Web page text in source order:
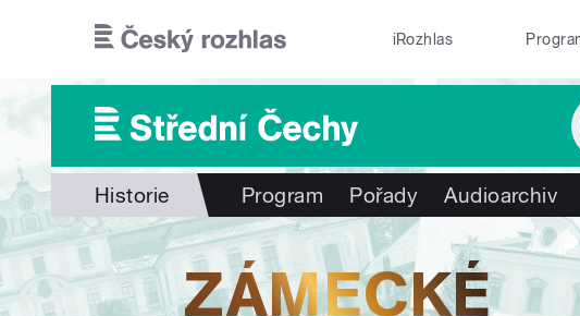
iRozhlas
Historie Program Pořady Audioarchiv